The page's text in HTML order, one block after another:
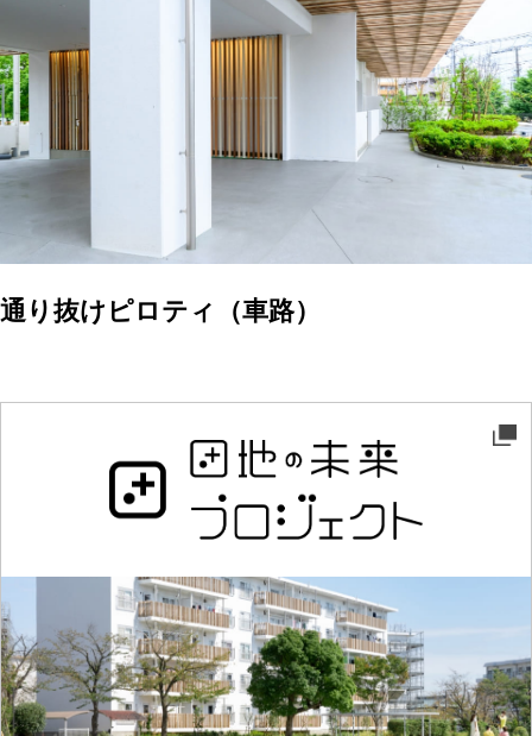
通り抜けピロティ（車路）